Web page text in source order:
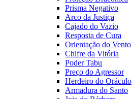
Prisma Negativo
Arco da Justiça
Cajado do Vazio
Resposta de Cura
Orientação do Vento
Chifre da Vitória
Poder Tabu
Preço do Agressor
Herdeiro do Oráculo
Armadura do Santo